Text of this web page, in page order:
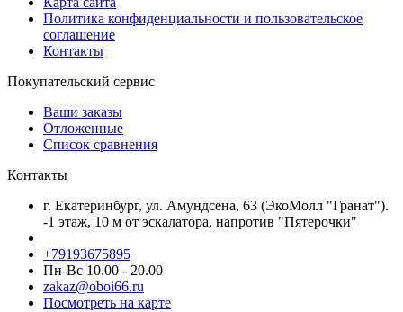
Политика конфиденциальности и пользовательское
соглашение
Контакты
Покупательский сервис
Ваши заказы
Отложенные
Список сравнения
Контакты
г. Екатеринбург, ул. Амундсена, 63 (ЭкоМолл "Гранат").
-1 этаж, 10 м от эскалатора, напротив "Пятерочки"
+79193675895
Пн-Вс 10.00 - 20.00
zakaz@oboi66.ru
Посмотреть на карте